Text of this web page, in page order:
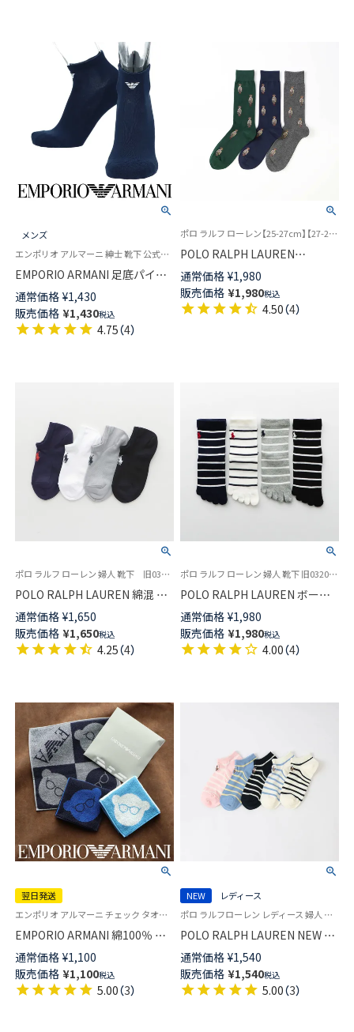
メンズ
エンポリオ アルマーニ 紳士 靴下 公式ショップ
EMPORIO ARMANI 足底パイル
綿混 ロゴ刺繍 ショート丈 ソッ
クス メンズ 02322200
通常価格 ¥1,430
販売価格 ¥1,430税込
4.75（4）
ポロ ラルフ ローレン【25-27cm】【27-29cm】大きいサイズ 紳士 靴下 25FW
POLO RALPH LAUREN
ALLOVER BEAR チャールズベ
ア ポロベア クルー丈 カジュア
ル ソックス メンズ 02012496
通常価格 ¥1,980
販売価格 ¥1,980税込
4.50（4）
ポロ ラルフ ローレン 婦人 靴下 旧03207893
POLO RALPH LAUREN 綿混 特
殊設計 ワイドヒール 足裏メッ
シュ スニーカー丈 ソックス レ
ディース 03207993
通常価格 ¥1,650
販売価格 ¥1,650税込
4.25（4）
ポロ ラルフ ローレン 婦人 靴下 旧03207953
POLO RALPH LAUREN ボーダ
ー 5本指ソックス オーガニック
コットン混 ショート丈 レディ
ース 03207963
通常価格 ¥1,980
販売価格 ¥1,980税込
4.00（4）
翌日発送
エンポリオ アルマーニ チェック タオル ハンドタオル ハンカチ ブランド プレゼント 転勤 送別
EMPORIO ARMANI 綿100％ ミ
ニタオル EA 3面マンガベア ハ
ンドタオル メンズ【365日最短
翌日発送】 02340026
通常価格 ¥1,100
販売価格 ¥1,100税込
5.00（3）
NEW
レディース
ポロ ラルフローレン レディース 婦人 女性 靴下 カジュアル 2026SS
POLO RALPH LAUREN NEW ST.
JAMES ボーダースニーカー丈
ソックス 03207830
通常価格 ¥1,540
販売価格 ¥1,540税込
5.00（3）